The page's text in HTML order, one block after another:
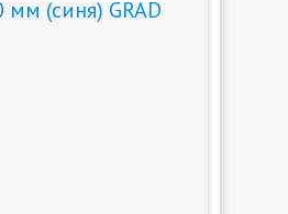
(синя) GRAD